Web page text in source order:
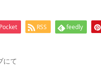
Pocket RSS feedly
にて